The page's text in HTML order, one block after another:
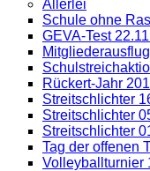
Allerlei
Schule ohne
GEVA-Test
Rückert-Jahr
Streitschlichter
Streitschlichter
Streitschlichter
Tag der offenen
Volleyballturnier